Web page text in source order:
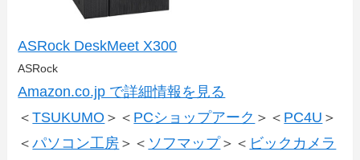
ASRock DeskMeet X300
ASRock
Amazon.co.jp で詳細情報を見る
＜TSUKUMO ＞＜ PCショップアーク ＞＜ PC4U ＞
＜パソコン工房 ＞＜ ソフマップ＞＜ ビックカメラ